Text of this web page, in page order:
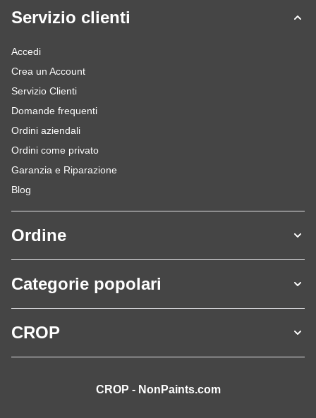
Servizio clienti
Accedi
Crea un Account
Servizio Clienti
Domande frequenti
Ordini aziendali
Ordini come privato
Garanzia e Riparazione
Blog
Ordine
Categorie popolari
CROP
CROP - NonPaints.com